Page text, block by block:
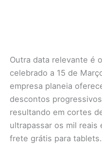
Outra data relevante é
celebrado a 15 de
empresa planeia
descontos
resultando em cortes
ultrapassar os mil
frete grátis para tablets.